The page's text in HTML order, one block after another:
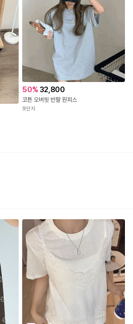
50% 32,800
코튼 오버핏 반팔 원피스
옷단지